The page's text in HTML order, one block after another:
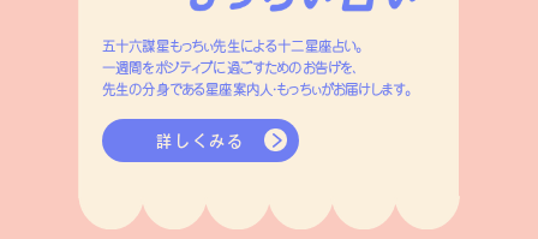
五十六謀星もっちぃ先生による十二星座占い。
一週間をポジティブに過ごすためのお告げを、
先生の分身である星座案内人・もっちぃがお届けします。
詳しくみる